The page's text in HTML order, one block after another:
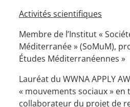
Activités scientifiques
Membre de l’Institut «
Méditerranée » (SoMuM),
Études Méditerranéennes »
Lauréat du WWNA APPLY
« mouvements sociaux » en
collaborateur du projet de